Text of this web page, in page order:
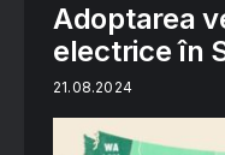
Adoptarea
electrice în
21.08.2024